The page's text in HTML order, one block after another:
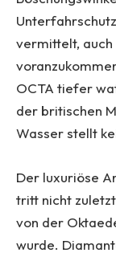
vermittelt, auch
OCTA tiefer
der britischen
Wasser stellt
Der luxuriöse
tritt nicht
von der
wurde.